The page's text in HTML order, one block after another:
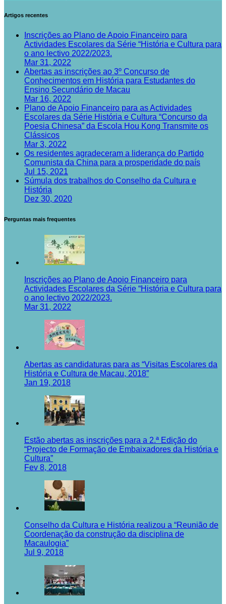
Artigos recentes
Inscrições ao Plano de Apoio Financeiro para
Actividades Escolares da Série “História e Cultura para
o ano lectivo 2022/2023.
Mar 31, 2022
Abertas as inscrições ao 3º Concurso de
Conhecimentos em História para Estudantes do
Ensino Secundário de Macau
Mar 16, 2022
Plano de Apoio Financeiro para as Actividades
Escolares da Série História e Cultura “Concurso da
Poesia Chinesa” da Escola Hou Kong Transmite os
Clássicos
Mar 3, 2022
Os residentes agradeceram a liderança do Partido
Comunista da China para a prosperidade do país
Jul 15, 2021
Súmula dos trabalhos do Conselho da Cultura e
História
Dez 30, 2020
Perguntas mais frequentes
Inscrições ao Plano de Apoio Financeiro para
Actividades Escolares da Série “História e Cultura para
o ano lectivo 2022/2023.
Mar 31, 2022
Abertas as candidaturas para as “Visitas Escolares da
História e Cultura de Macau, 2018”
Jan 19, 2018
Estão abertas as inscrições para a 2.ª Edição do
“Projecto de Formação de Embaixadores da História e
Cultura”
Fev 8, 2018
Conselho da Cultura e História realizou a “Reunião de
Coordenação da construção da disciplina de
Macaulogia”
Jul 9, 2018